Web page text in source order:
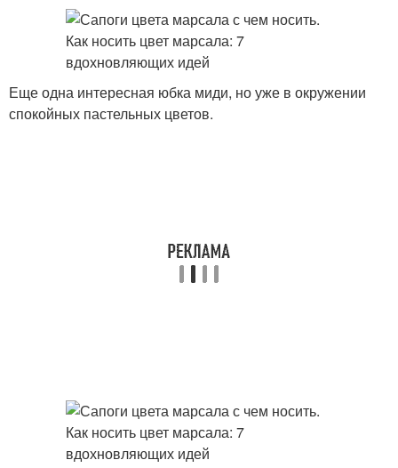
Еще одна интересная юбка миди, но уже в окружении
спокойных пастельных цветов.